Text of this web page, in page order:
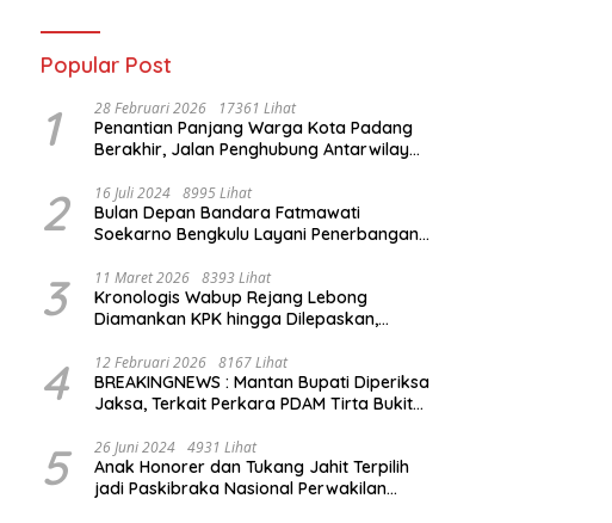
Popular Post
1 28 Februari 2026 17361 Lihat
Penantian Panjang Warga Kota Padang
Berakhir, Jalan Penghubung Antarwilayah
2 16 Juli 2024 8995 Lihat
Bulan Depan Bandara Fatmawati
Soekarno Bengkulu Layani Penerbangan
3 11 Maret 2026 8393 Lihat
Kronologis Wabup Rejang Lebong
Diamankan KPK hingga Dilepaskan,
4 12 Februari 2026 8167 Lihat
BREAKINGNEWS : Mantan Bupati Diperiksa
Jaksa, Terkait Perkara PDAM Tirta Bukit
5 26 Juni 2024 4931 Lihat
Anak Honorer dan Tukang Jahit Terpilih
jadi Paskibraka Nasional Perwakilan